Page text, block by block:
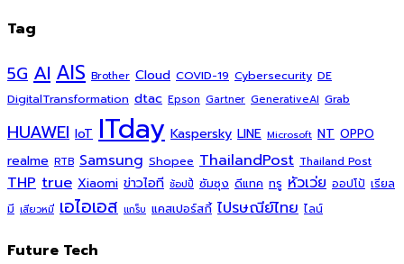
Tag
5G AI AIS Brother Cloud COVID-19 Cybersecurity DE
DigitalTransformation dtac Epson Gartner GenerativeAI Grab
HUAWEI IoT ITday Kaspersky LINE Microsoft NT OPPO
realme RTB Samsung Shopee ThailandPost Thailand Post
THP true Xiaomi ข่าวไอที ช้อปปี้ ซัมซุง ดีแทค ทรู หัวเว่ย ออปโป้ เรียล
มี เสียวหมี่ เอไอเอส แกร็บ แคสเปอร์สกี้ ไปรษณีย์ไทย ไลน์
Future Tech